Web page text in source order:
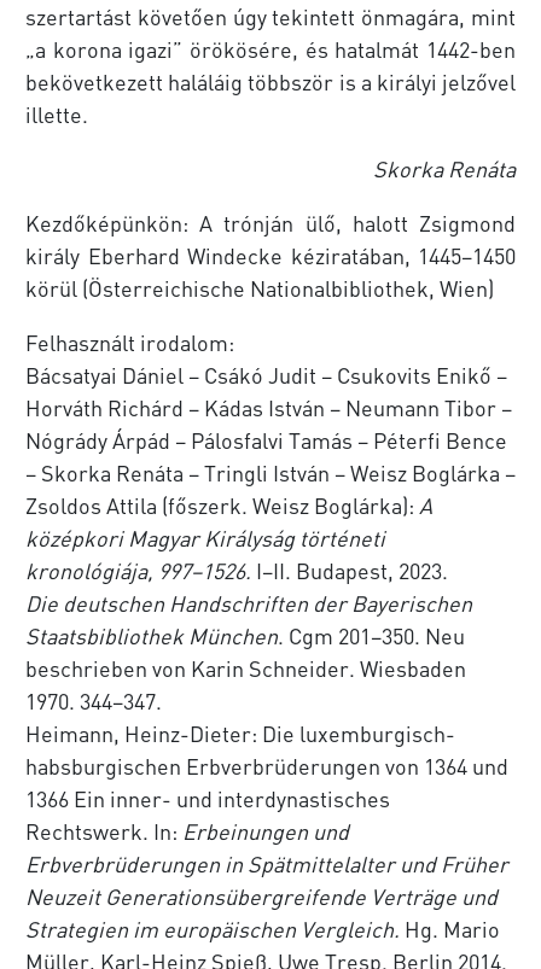
szertartást követően úgy tekintett önmagára, mint
„a korona igazi” örökösére, és hatalmát 1442-ben
bekövetkezett haláláig többször is a királyi jelzővel
illette.
Skorka Renáta
Kezdőképünkön: A trónján ülő, halott Zsigmond
király Eberhard Windecke kéziratában, 1445–1450
körül (Österreichische Nationalbibliothek, Wien)
Felhasznált irodalom:
Bácsatyai Dániel – Csákó Judit – Csukovits Enikő –
Horváth Richárd – Kádas István – Neumann Tibor –
Nógrády Árpád – Pálosfalvi Tamás – Péterfi Bence
– Skorka Renáta – Tringli István – Weisz Boglárka –
Zsoldos Attila (főszerk. Weisz Boglárka): A
középkori Magyar Királyság történeti
kronológiája, 997–1526. I–II. Budapest, 2023.
Die deutschen Handschriften der Bayerischen
Staatsbibliothek München. Cgm 201–350. Neu
beschrieben von Karin Schneider. Wiesbaden
1970. 344–347.
Heimann, Heinz-Dieter: Die luxemburgisch-
habsburgischen Erbverbrüderungen von 1364 und
1366 Ein inner- und interdynastisches
Rechtswerk. In: Erbeinungen und
Erbverbrüderungen in Spätmittelalter und Früher
Neuzeit Generationsübergreifende Verträge und
Strategien im europäischen Vergleich. Hg. Mario
Müller, Karl-Heinz Spieß, Uwe Tresp. Berlin 2014.